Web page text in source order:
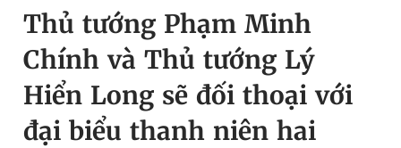
Chuyên mục
Chuyên mục khác
Chào ngày mới Tin 24h
Đổi mật khẩu
Tin đã lưu
Tin đã xem
Thủ tướng Phạm Minh
Chính và Thủ tướng Lý
Hiển Long sẽ đối thoại với
đại biểu thanh niên hai